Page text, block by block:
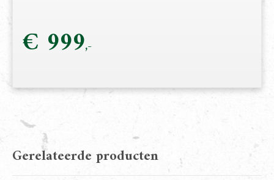
€ 999
Gerelateerde producten